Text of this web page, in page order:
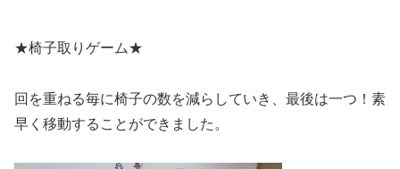
★椅子取りゲーム★
回を重ねる毎に椅子の数を減らしていき、最後は一つ！素
早く移動することができました。